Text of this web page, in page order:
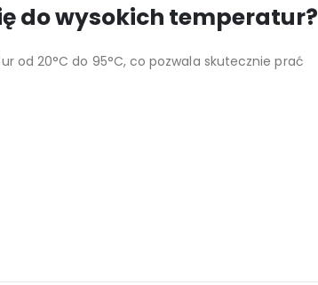
do wysokich temperatur?
od 20°C do 95°C, co pozwala skutecznie prać